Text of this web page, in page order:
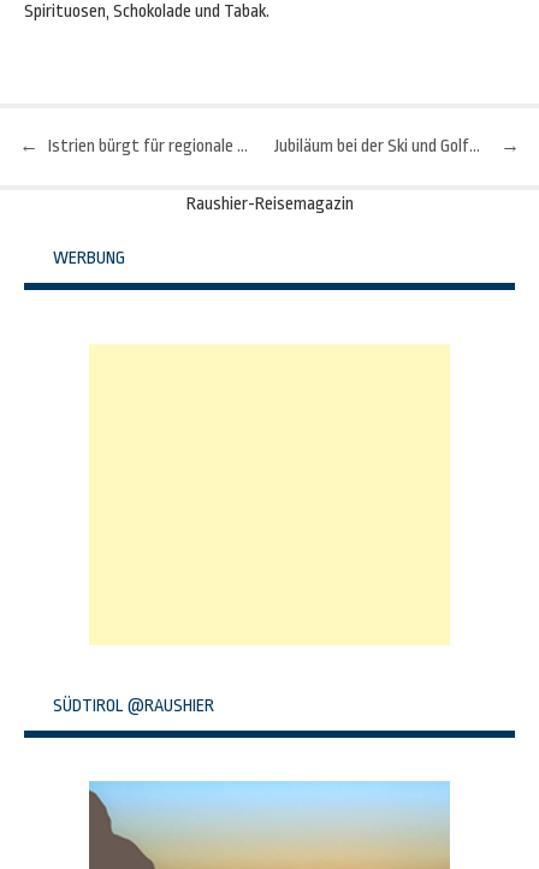
Spirituosen, Schokolade und Tabak.
Beitragsnavigation
← Istrien bürgt für regionale Qualität →
Jubiläum bei der Ski und Golf WM in Zell am See-Kaprun
Raushier-Reisemagazin
WERBUNG
SÜDTIROL @RAUSHIER